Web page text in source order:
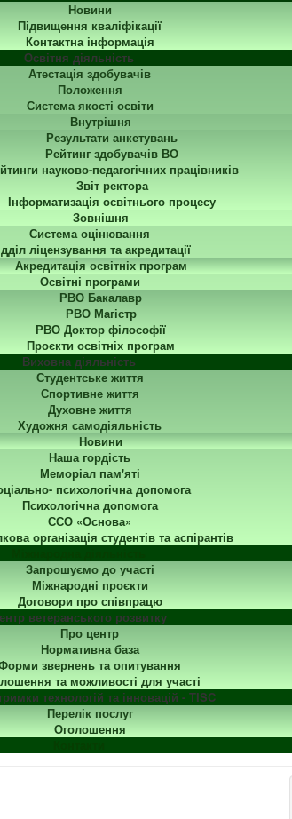
Новини
Підвищення кваліфікації
Контактна інформація
Освітня діяльність
Атестація здобувачів
Положення
Система якості освіти
Внутрішня
Результати анкетувань
Рейтинг здобувачів ВО
науково-педагогічних працівників
Звіт ректора
Інформатизація освітнього процесу
Зовнішня
Система оцінювання
ліцензування та акредитації
Акредитація освітніх програм
Освітні програми
РВО Бакалавр
РВО Магістр
РВО Доктор філософії
Проєкти освітніх програм
Виховна діяльність
Студентське життя
Спортивне життя
Духовне життя
Художня самодіяльність
Новини
Наша гордість
Меморіал пам'яті
психологічна допомога
Психологічна допомога
ССО «Основа»
організація студентів та аспірантів
Запрошуємо до участі
Міжнародні проєкти
Договори про співпрацю
ветеранського розвитку
Про центр
Нормативна база
звернень та опитування
та можливості для участі
технологій та інновацій - TISC
Перелік послуг
Оголошення